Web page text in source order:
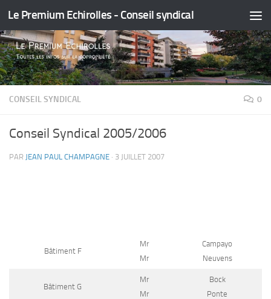
Skip to content
Le Premium Echirolles - Conseil syndical
CONSEIL SYNDICAL 0
Conseil Syndical 2005/2006
PAR JEAN PAUL CHAMPAGNE · 3 JUILLET 2007
Bâtiment F
Mr
Mr
Campayo
Neuvens
Bâtiment G
Mr
Mr
Bock
Ponte